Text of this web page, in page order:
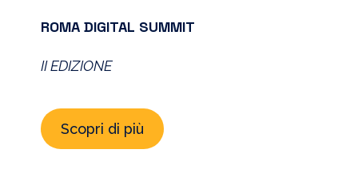
ROMA DIGITAL SUMMIT
II EDIZIONE
Scopri di più